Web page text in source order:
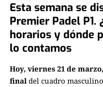
Esta semana se
Premier Padel P1.
horarios y dónde
lo contamos
Hoy, viernes 21 de marzo,
final del cuadro